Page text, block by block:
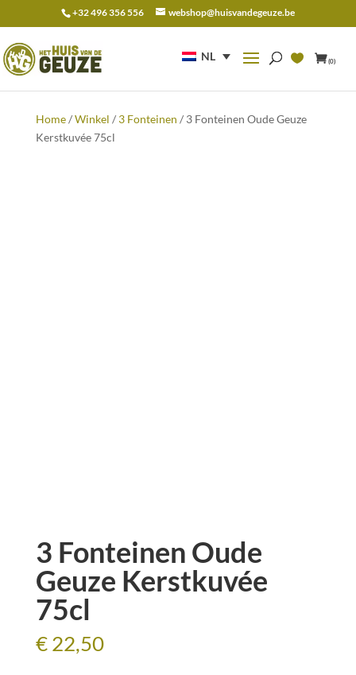
+32 496 356 556 webshop@huisvandegeuze.be
NL (0)
naar:
Home/Winkel / 3 Fonteinen / 3 Fonteinen Oude Geuze
Kerstkuvée 75cl
3 Fonteinen Oude
Geuze Kerstkuvée
75cl
€22,50